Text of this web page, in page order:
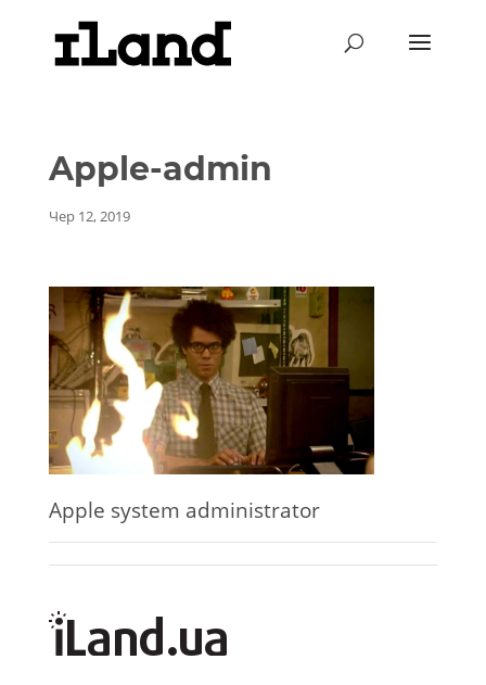
Apple-admin
Чер 12, 2019
Apple system administrator